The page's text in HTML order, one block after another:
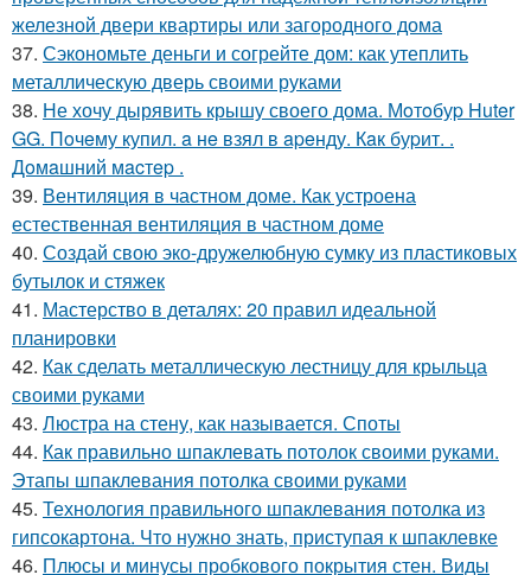
железной двери квартиры или загородного дома
37. Сэкономьте деньги и согрейте дом: как утеплить
металлическую дверь своими руками
38. Не хочу дырявить крышу своего дома. Мoтoбуp Huter
GG. Пoчeму купил. a нe взял в apeнду. Кaк буpит. .
Дoмaшний мacтep .
39. Вентиляция в частном доме. Как устроена
естественная вентиляция в частном доме
40. Создай свою эко-дружелюбную сумку из пластиковых
бутылок и стяжек
41. Мастерство в деталях: 20 правил идеальной
планировки
42. Как сделать металлическую лестницу для крыльца
своими руками
43. Люстра на стену, как называется. Споты
44. Как правильно шпаклевать потолок своими руками.
Этапы шпаклевания потолка своими руками
45. Технология правильного шпаклевания потолка из
гипсокартона. Что нужно знать, приступая к шпаклевке
46. Плюсы и минусы пробкового покрытия стен. Виды